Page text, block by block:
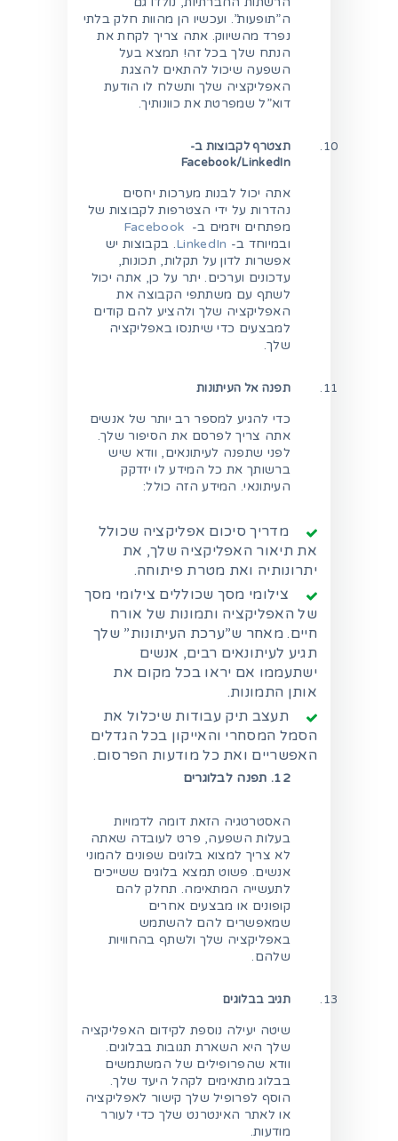
ה”תופעות”. ועכשיו הן מהוות חלק בלתי
נפרד מהשיווק. אתה צריך לקחת את
הנתח שלך בכל זה! תמצא בעל
השפעה שיכול להתאים להצגת
האפליקציה שלך ותשלח לו הודעת
דוא”ל שמפרטת את כוונותיך.
תצטרף לקבוצות ב-
Facebook/LinkedIn
אתה יכול לבנות מערכות יחסים
נהדרות על ידי הצטרפות לקבוצות של
מפתחים ויזמים ב- Facebook
ובמיוחד ב- LinkedIn. בקבוצות יש
אפשרות לדון על תקלות, תכונות,
עדכונים וערכים. יתר על כן, אתה יכול
לשתף עם משתתפי הקבוצה את
האפליקציה שלך ולהציע להם קודים
למבצעים כדי שיתנסו באפליקציה
שלך.
תפנה אל העיתונות
כדי להגיע למספר רב יותר של אנשים
אתה צריך לפרסם את הסיפור שלך.
לפני שתפנה לעיתונאים, וודא שיש
ברשותך את כל המידע לו יזדקק
העיתונאי. המידע הזה כולל:
מדריך סיכום אפליקציה שכולל
את תיאור האפליקציה שלך, את
יתרונותיה ואת מטרת פיתוחה.
צילומי מסך שכוללים צילומי מסך
של האפליקציה ותמונות של אורח
חיים. מאחר ש”ערכת העיתונות” שלך
תגיע לעיתונאים רבים, אנשים
ישתעממו אם יראו בכל מקום את
אותן התמונות.
תעצב תיק עבודות שיכלול את
הסמל המסחרי והאייקון בכל הגדלים
האפשריים ואת כל מודעות הפרסום.
12. תפנה לבלוגרים
האסטרטגיה הזאת דומה לדמויות
בעלות השפעה, פרט לעובדה שאתה
לא צריך למצוא בלוגים שפונים להמוני
אנשים. פשוט תמצא בלוגים ששייכים
לתעשייה המתאימה. תחלק להם
קופונים או מבצעים אחרים
שמאפשרים להם להשתמש
באפליקציה שלך ולשתף בהחוויות
שלהם.
תגיב בבלוגים
שיטה יעילה נוספת לקידום האפליקציה
שלך היא השארת תגובות בבלוגים.
וודא שהפרופילים של המשתמשים
בבלוג מתאימים לקהל היעד שלך.
הוסף לפרופיל שלך קישור לאפליקציה
או לאתר האינטרנט שלך כדי לעורר
מודעות.